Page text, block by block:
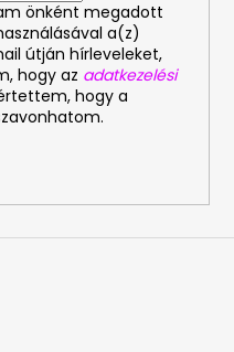
önként megadott
a(z)
útján hírleveleket,
hogy az adatkezelési
hogy a